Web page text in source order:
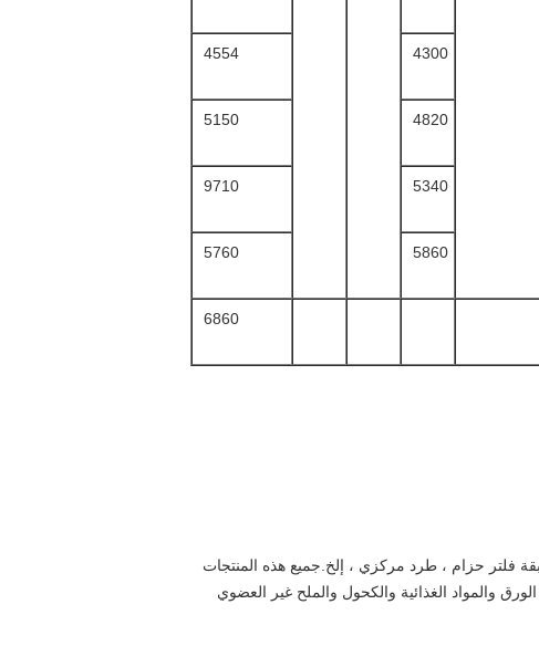
4300
4554
4820
5150
5340
9710
5860
5760
6860
فلتر حزام ، طرد مركزي ، إلخ.جميع هذه المنتجات
والمواد الغذائية والكحول والملح غير العضوي